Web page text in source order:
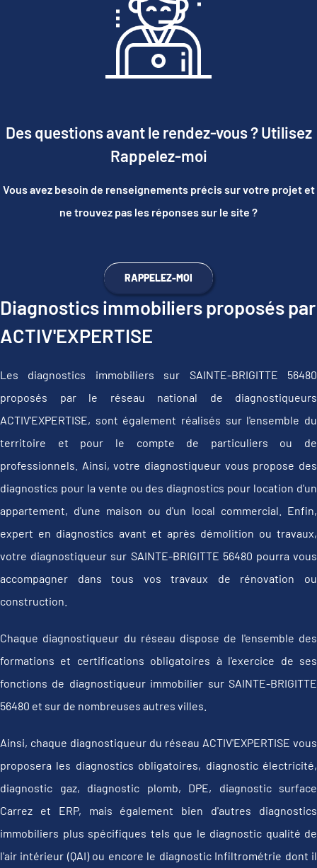
Des questions avant le rendez-vous ? Utilisez
Rappelez-moi
Vous avez besoin de renseignements précis sur votre projet et
ne trouvez pas les réponses sur le site ?
RAPPELEZ-MOI
Diagnostics immobiliers proposés par
ACTIV'EXPERTISE
Les diagnostics immobiliers sur SAINTE-BRIGITTE 56480
proposés par le réseau national de diagnostiqueurs
ACTIV'EXPERTISE, sont également réalisés sur l'ensemble du
territoire et pour le compte de particuliers ou de
professionnels. Ainsi, votre diagnostiqueur vous propose des
diagnostics pour la vente ou des diagnostics pour location d'un
appartement, d'une maison ou d'un local commercial. Enfin,
expert en diagnostics avant et après démolition ou travaux,
votre diagnostiqueur sur SAINTE-BRIGITTE 56480 pourra vous
accompagner dans tous vos travaux de rénovation ou
construction.
Chaque diagnostiqueur du réseau dispose de l'ensemble des
formations et certifications obligatoires à l'exercice de ses
fonctions de diagnostiqueur immobilier sur SAINTE-BRIGITTE
56480 et sur de nombreuses autres villes.
Ainsi, chaque diagnostiqueur du réseau ACTIV'EXPERTISE vous
proposera les diagnostics obligatoires, diagnostic électricité,
diagnostic gaz, diagnostic plomb, DPE, diagnostic surface
Carrez et ERP, mais également bien d'autres diagnostics
immobiliers plus spécifiques tels que le diagnostic qualité de
l'air intérieur (QAI) ou encore le diagnostic Infiltrométrie dont il